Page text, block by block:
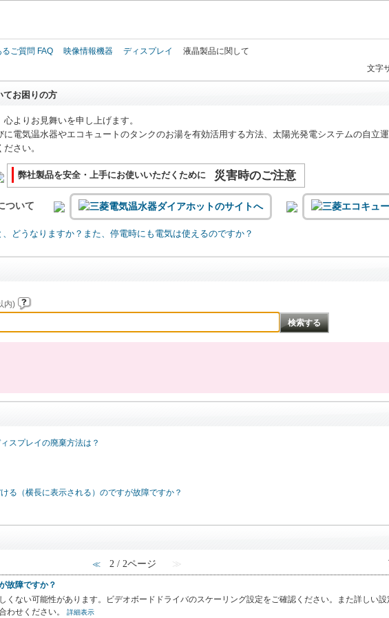
るご質問 FAQ 映像情報機器 ディスプレイ
液晶製品に関して
文字
てお困りの方
よりお見舞いを申し上げます。
電気温水器やエコキュートのタンクのお湯を有効活用する方法、太陽光発電システムの自立
さい。
弊社製品を安全・上手にお使いいただくために 災害時のご注意
ついて
どうなりますか？また、停電時にも電気は使えるのですか？
内)
スプレイの廃棄方法は？
る（横長に表示される）のですが故障ですか？
≪ 2 / 2ページ ≫
故障ですか？
くない可能性があります。ビデオボードドライバのスケーリング設定をご確認ください。また詳しい
わせください。
詳細表示